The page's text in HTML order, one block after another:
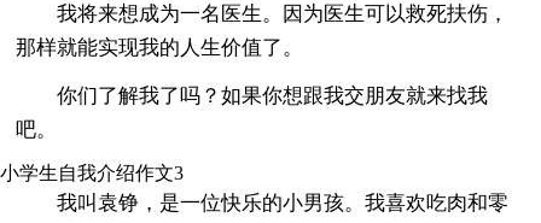
我将来想成为一名医生。因为医生可以救死扶伤，
那样就能实现我的人生价值了。
你们了解我了吗？如果你想跟我交朋友就来找我
吧。
小学生自我介绍作文3
我叫袁铮，是一位快乐的小男孩。我喜欢吃肉和零